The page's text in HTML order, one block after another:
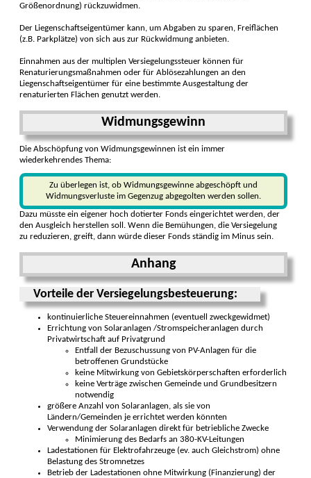
Größenordnung) rückzuwidmen.
Der Liegenschaftseigentümer kann, um Abgaben zu sparen, Freiflächen
(z.B. Parkplätze) von sich aus zur Rückwidmung anbieten.
Einnahmen aus der multiplen Versiegelungssteuer können für
Renaturierungsmaßnahmen oder für Ablösezahlungen an den
Liegenschaftseigentümer für eine bestimmte Ausgestaltung der
renaturierten Flächen genutzt werden.
Widmungsgewinn
Die Abschöpfung von Widmungsgewinnen ist ein immer
wiederkehrendes Thema:
Zu überlegen ist, ob Widmungsgewinne abgeschöpft und
Widmungsverluste im Gegenzug abgegolten werden sollen.
Dazu müsste ein eigener hoch dotierter Fonds eingerichtet werden, der
den Ausgleich herstellen soll. Wenn die Bemühungen, die Versiegelung
zu reduzieren, greift, dann würde dieser Fonds ständig im Minus sein.
Anhang
Vorteile der Versiegelungsbesteuerung:
kontinuierliche Steuereinnahmen (eventuell zweckgewidmet)
Errichtung von Solaranlagen /Stromspeicheranlagen durch
Privatwirtschaft auf Privatgrund
Entfall der Bezuschussung von PV-Anlagen für die
betroffenen Grundstücke
keine Mitwirkung von Gebietskörperschaften erforderlich
keine Verträge zwischen Gemeinde und Grundbesitzern
notwendig
größere Anzahl von Solaranlagen, als sie von
Ländern/Gemeinden je errichtet werden könnten
Verwendung der Solaranlagen direkt für betriebliche Zwecke
Minimierung des Bedarfs an 380-KV-Leitungen
Ladestationen für Elektrofahrzeuge (ev. auch Gleichstrom) ohne
Belastung des Stromnetzes
Betrieb der Ladestationen ohne Mitwirkung (Finanzierung) der